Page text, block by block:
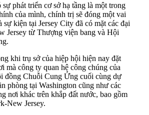
phát triển cơ sở hạ tầng là một trong
của mình, chính trị sẽ đóng một vai
sự kiện tại Jersey City đã có mặt các đại
Jersey từ Thượng viện bang và Hội
khi trụ sở của hiệp hội hiện nay đặt
mà công ty quan hệ công chúng của
đồng Chuỗi Cung Ứng cuối cùng dự
phòng tại Washington cũng như các
nơi khác trên khắp đất nước, bao gồm
New Jersey.